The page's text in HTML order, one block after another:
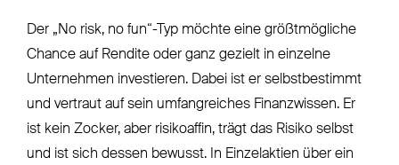
Der „No risk, no fun“-Typ möchte eine größtmögliche
Chance auf Rendite oder ganz gezielt in einzelne
Unternehmen investieren. Dabei ist er selbstbestimmt
und vertraut auf sein umfangreiches Finanzwissen. Er
ist kein Zocker, aber risikoaffin, trägt das Risiko selbst
und ist sich dessen bewusst. In Einzelaktien über ein